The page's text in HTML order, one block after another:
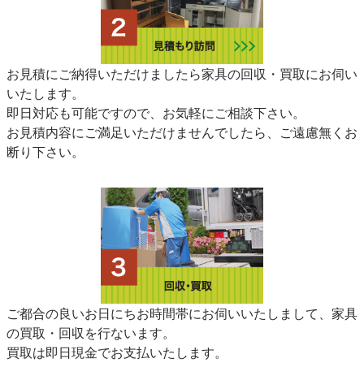
お見積にご納得いただけましたら家具の回収・買取にお伺い
いたします。
即日対応も可能ですので、お気軽にご相談下さい。
お見積内容にご満足いただけませんでしたら、ご遠慮無くお
断り下さい。
ご都合の良いお日にちお時間帯にお伺いいたしまして、家具
の買取・回収を行ないます。
買取は即日現金でお支払いたします。